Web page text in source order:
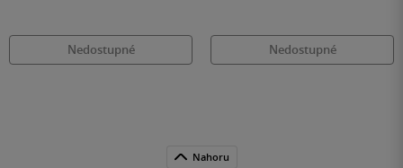
Nedostupné Nedostupné
Nahoru